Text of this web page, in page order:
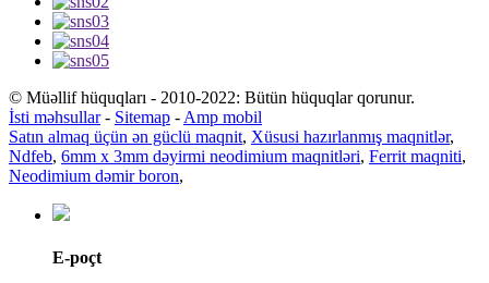
© Müəllif hüquqları - 2010-2022: Bütün hüquqlar qorunur.
İsti məhsullar- Sitemap - Amp mobil
Satın almaq üçün ən güclü maqnit, Xüsusi hazırlanmış maqnitlər,
Ndfeb, 6mm x 3mm dəyirmi neodimium maqnitləri, Ferrit maqniti,
Neodimium dəmir boron,
E-poçt